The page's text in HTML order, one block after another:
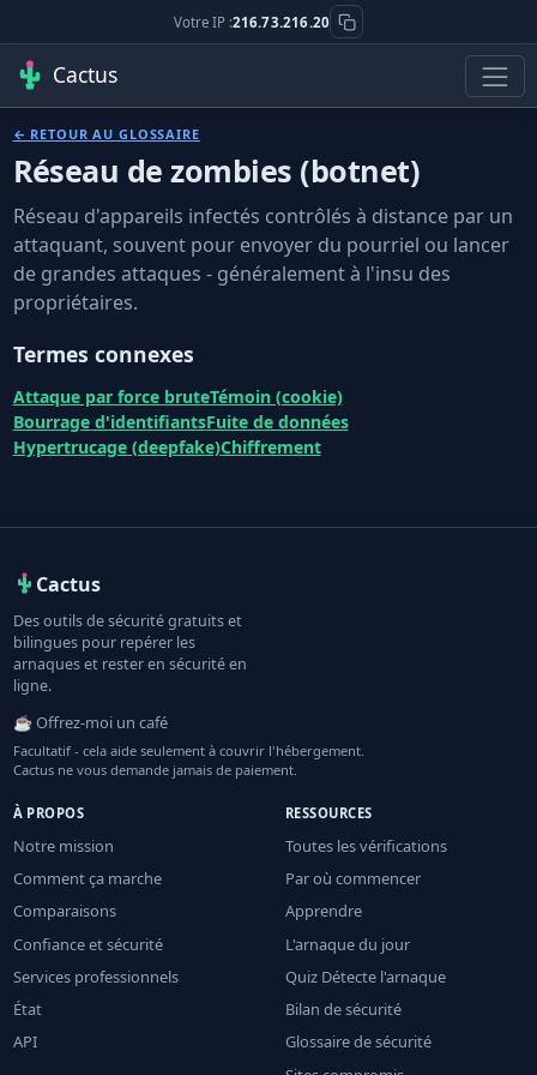
Votre IP :216.73.216.20
Cactus
← RETOUR AU GLOSSAIRE
Réseau de zombies (botnet)
Réseau d'appareils infectés contrôlés à distance par un
attaquant, souvent pour envoyer du pourriel ou lancer
de grandes attaques - généralement à l'insu des
propriétaires.
Termes connexes
Attaque par force bruteTémoin (cookie)
Bourrage d'identifiantsFuite de données
Hypertrucage (deepfake)Chiffrement
Cactus
Des outils de sécurité gratuits et
bilingues pour repérer les
arnaques et rester en sécurité en
ligne.
☕ Offrez-moi un café
Facultatif - cela aide seulement à couvrir l'hébergement.
Cactus ne vous demande jamais de paiement.
À PROPOS
Notre mission
Comment ça marche
Comparaisons
Confiance et sécurité
Services professionnels
État
API
RESSOURCES
Toutes les vérifications
Par où commencer
Apprendre
L'arnaque du jour
Quiz Détecte l'arnaque
Bilan de sécurité
Glossaire de sécurité